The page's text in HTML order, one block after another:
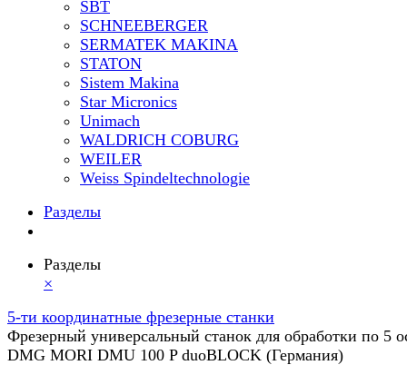
SBT
SCHNEEBERGER
SERMATEK MAKINA
STATON
Sistem Makina
Star Micronics
Unimach
WALDRICH COBURG
WEILER
Weiss Spindeltechnologie
Разделы
Разделы
×
5-ти координатные фрезерные станки
Фрезерный универсальный станок для обработки по 5
DMG MORI DMU 100 P duoBLOCK (Германия)